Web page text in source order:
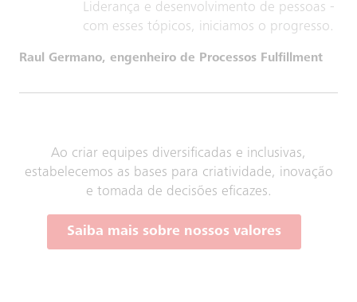
Liderança e desenvolvimento de pessoas -
com esses tópicos, iniciamos o progresso.
Raul Germano, engenheiro de Processos Fulfillment
Ao criar equipes diversificadas e inclusivas,
estabelecemos as bases para criatividade, inovação
e tomada de decisões eficazes.
Saiba mais sobre nossos valores